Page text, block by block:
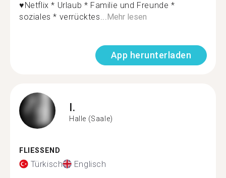
♥️Netflix * Urlaub * Familie und Freunde *
soziales * verrücktes...Mehr lesen
App herunterladen
I.
Halle (Saale)
FLIESSEND
Türkisch Englisch